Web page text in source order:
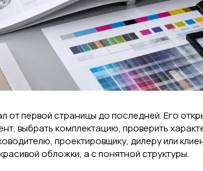
от первой страницы до последней. Его
выбрать комплектацию, проверить
проектировщику, дилеру или
обложки, а с понятной структуры.